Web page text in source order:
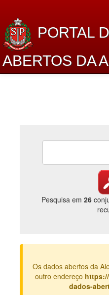
PORTAL
ABERTOS DA
Lei de Acesso à
Catálogo de dados
Legislação
Pesquisa em 26
Os dados abertos da
outro endereço
dados-